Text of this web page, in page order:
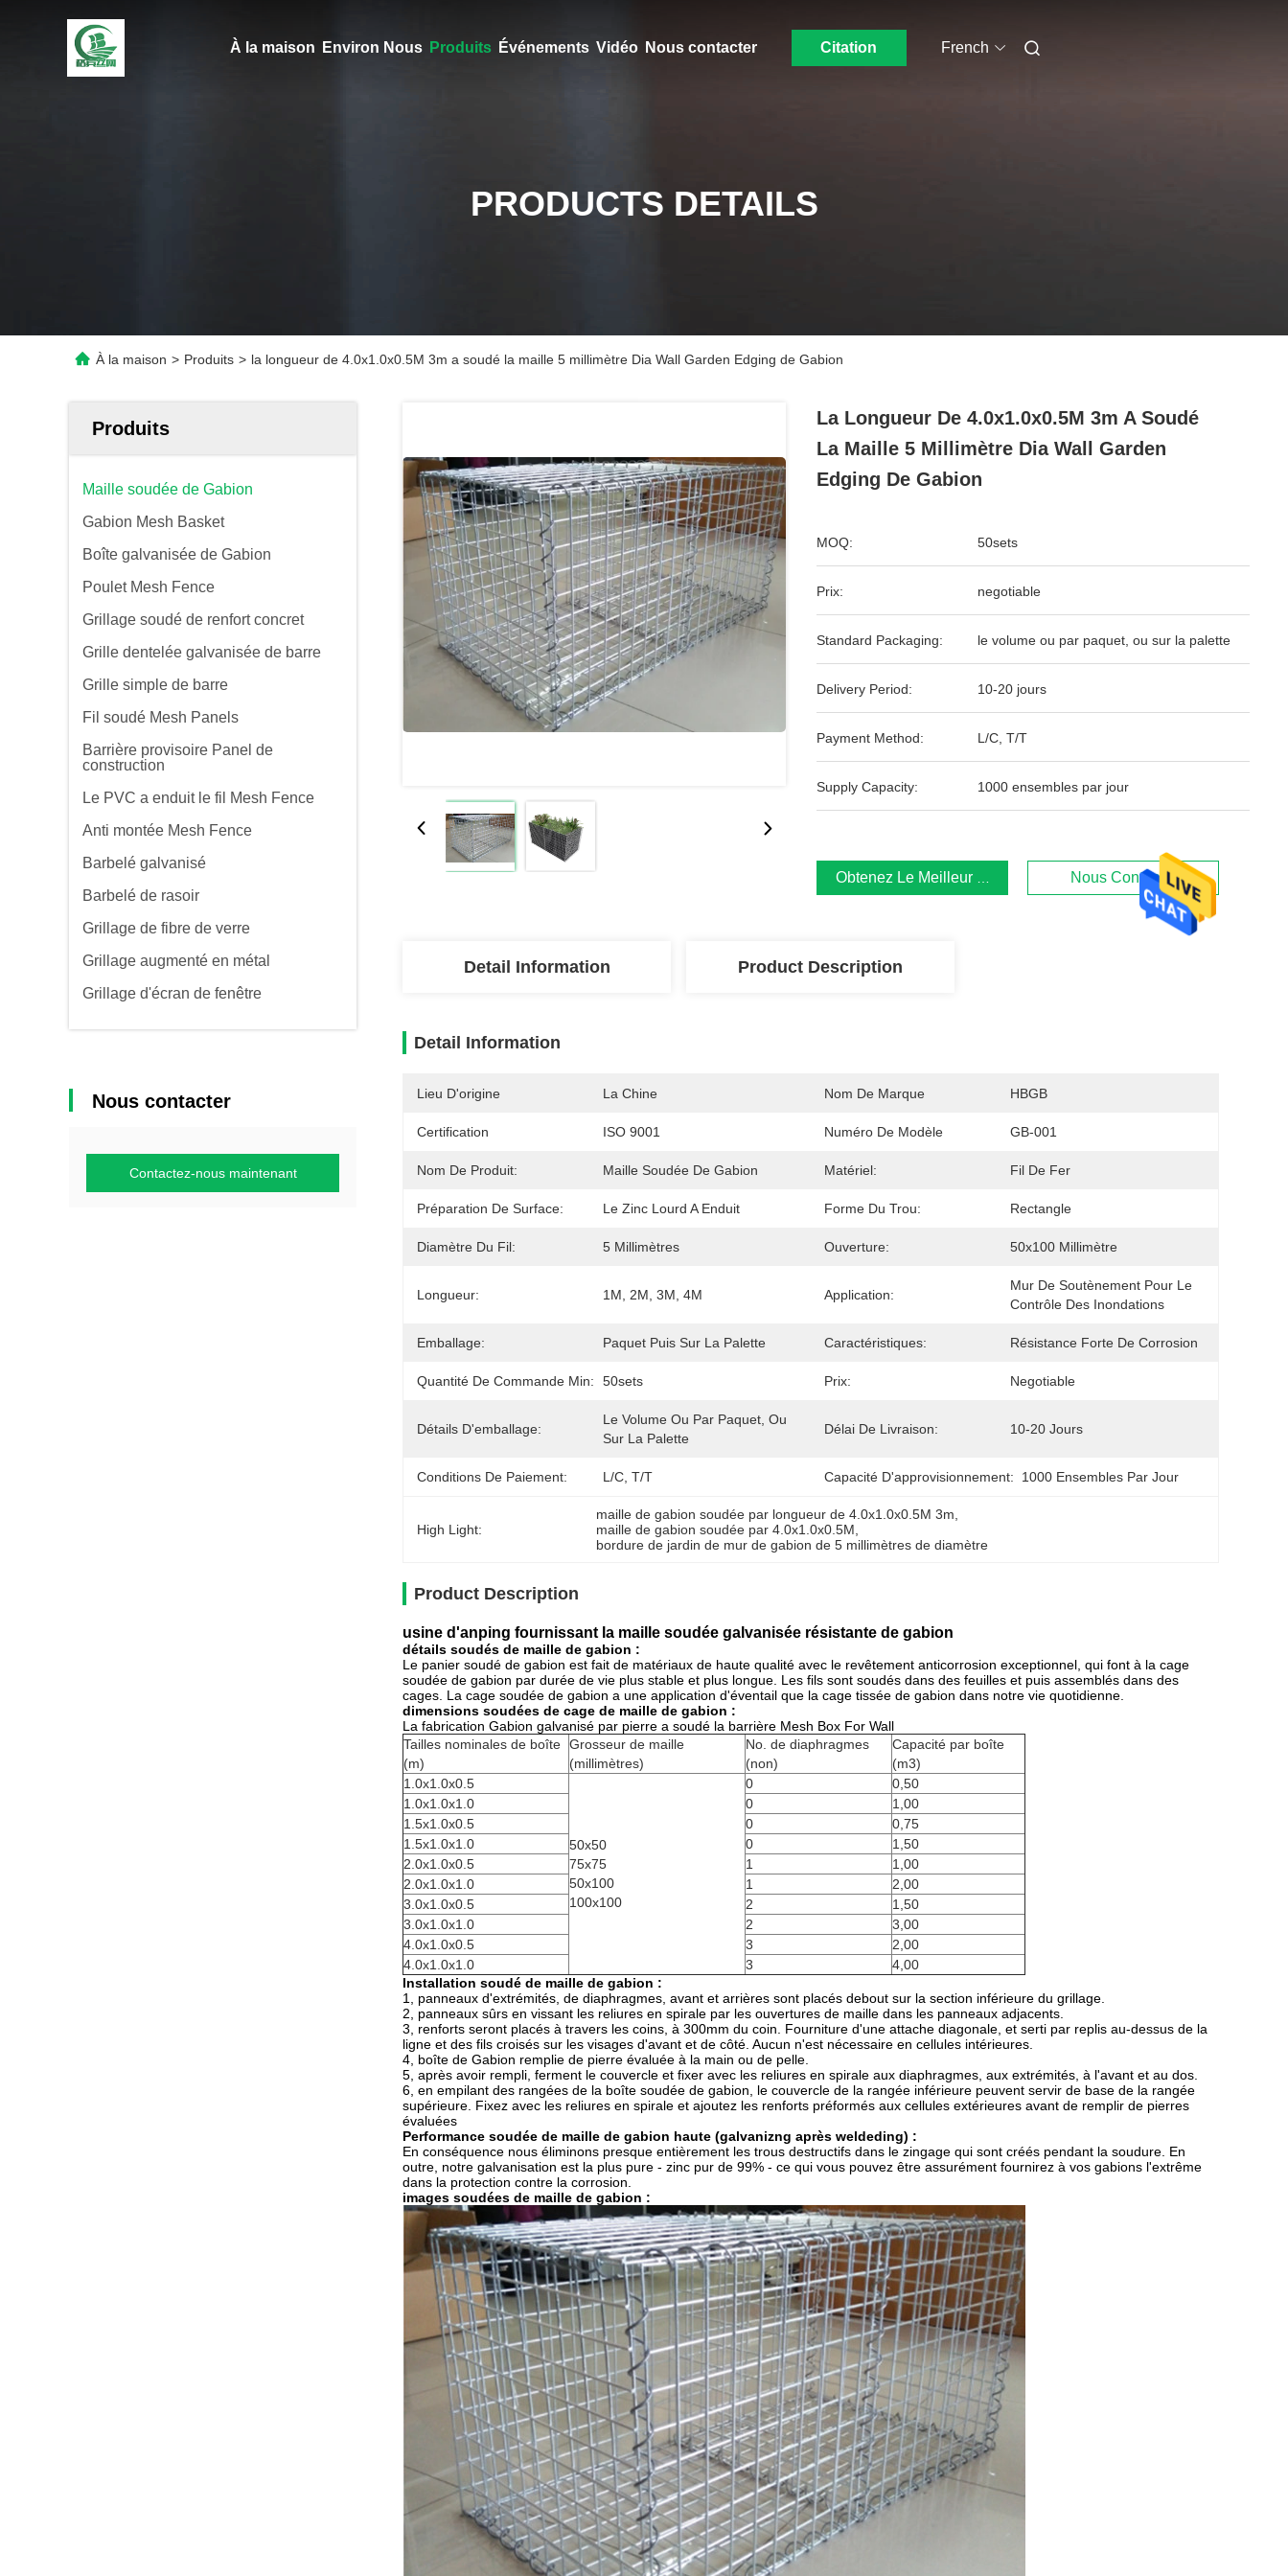
À la maison Environ Nous Produits Événements Vidéo Nous contacter Citation French
PRODUCTS DETAILS
À la maison > Produits > la longueur de 4.0x1.0x0.5M 3m a soudé la maille 5 millimètre Dia Wall Garden Edging de Gabion
Produits
Maille soudée de Gabion
Gabion Mesh Basket
Boîte galvanisée de Gabion
Poulet Mesh Fence
Grillage soudé de renfort concret
Grille dentelée galvanisée de barre
Grille simple de barre
Fil soudé Mesh Panels
Barrière provisoire Panel de
construction
Le PVC a enduit le fil Mesh Fence
Anti montée Mesh Fence
Barbelé galvanisé
Barbelé de rasoir
Grillage de fibre de verre
Grillage augmenté en métal
Grillage d'écran de fenêtre
Nous contacter
Contactez-nous maintenant
La Longueur De 4.0x1.0x0.5M 3m A Soudé
La Maille 5 Millimètre Dia Wall Garden
Edging De Gabion
MOQ: 50sets
Prix: negotiable
Standard Packaging: le volume ou par paquet, ou sur la palette
Delivery Period: 10-20 jours
Payment Method: L/C, T/T
Supply Capacity: 1000 ensembles par jour
Obtenez Le Meilleur Prix Nous Contacter
Detail Information Product Description
Detail Information
Lieu D'origine La Chine Nom De Marque HBGB
Certification ISO 9001 Numéro De Modèle GB-001
Nom De Produit: Maille Soudée De Gabion Matériel: Fil De Fer
Préparation De Surface: Le Zinc Lourd A Enduit Forme Du Trou: Rectangle
Diamètre Du Fil: 5 Millimètres Ouverture: 50x100 Millimètre
Longueur: 1M, 2M, 3M, 4M Application:
Mur De Soutènement Pour Le
Contrôle Des Inondations
Emballage: Paquet Puis Sur La Palette Caractéristiques: Résistance Forte De Corrosion
Quantité De Commande Min: 50sets Prix: Negotiable
Détails D'emballage:
Le Volume Ou Par Paquet, Ou
Sur La Palette
Délai De Livraison: 10-20 Jours
Conditions De Paiement: L/C, T/T Capacité D'approvisionnement: 1000 Ensembles Par Jour
High Light:
maille de gabion soudée par longueur de 4.0x1.0x0.5M 3m
maille de gabion soudée par 4.0x1.0x0.5M
bordure de jardin de mur de gabion de 5 millimètres de diamètre
Product Description
usine d'anping fournissant la maille soudée galvanisée résistante de gabion
détails soudés de maille de gabion :
Le panier soudé de gabion est fait de matériaux de haute qualité avec le revêtement anticorrosion exceptionnel, qui font à la cage
soudée de gabion par durée de vie plus stable et plus longue. Les fils sont soudés dans des feuilles et puis assemblés dans des
cages. La cage soudée de gabion a une application d'éventail que la cage tissée de gabion dans notre vie quotidienne.
dimensions soudées de cage de maille de gabion :
La fabrication Gabion galvanisé par pierre a soudé la barrière Mesh Box For Wall
Tailles nominales de boîte
(m)
Grosseur de maille
(millimètres)
No. de diaphragmes
(non)
Capacité par boîte
(m3)
1.0x1.0x0.5
50x50
75x75
50x100
100x100
0
0,50
1.0x1.0x1.0
0
1,00
1.5x1.0x0.5
0
0,75
1.5x1.0x1.0
0
1,50
2.0x1.0x0.5
1
1,00
2.0x1.0x1.0
1
2,00
3.0x1.0x0.5
2
1,50
3.0x1.0x1.0
2
3,00
4.0x1.0x0.5
3
2,00
4.0x1.0x1.0
3
4,00
lnstallation soudé de maille de gabion :
1, panneaux d'extrémités, de diaphragmes, avant et arrières sont placés debout sur la section inférieure du grillage.
2, panneaux sûrs en vissant les reliures en spirale par les ouvertures de maille dans les panneaux adjacents.
3, renforts seront placés à travers les coins, à 300mm du coin. Fourniture d'une attache diagonale, et serti par replis au-dessus de la
ligne et des fils croisés sur les visages d'avant et de côté. Aucun n'est nécessaire en cellules intérieures.
4, boîte de Gabion remplie de pierre évaluée à la main ou de pelle.
5, après avoir rempli, ferment le couvercle et fixer avec les reliures en spirale aux diaphragmes, aux extrémités, à l'avant et au dos.
6, en empilant des rangées de la boîte soudée de gabion, le couvercle de la rangée inférieure peuvent servir de base de la rangée
supérieure. Fixez avec les reliures en spirale et ajoutez les renforts préformés aux cellules extérieures avant de remplir de pierres
évaluées
Performance soudée de maille de gabion haute (galvanizng après weldeding) :
En conséquence nous éliminons presque entièrement les trous destructifs dans le zingage qui sont créés pendant la soudure. En
outre, notre galvanisation est la plus pure - zinc pur de 99% - ce qui vous pouvez être assurément fournirez à vos gabions l'extrême
dans la protection contre la corrosion.
images soudées de maille de gabion :